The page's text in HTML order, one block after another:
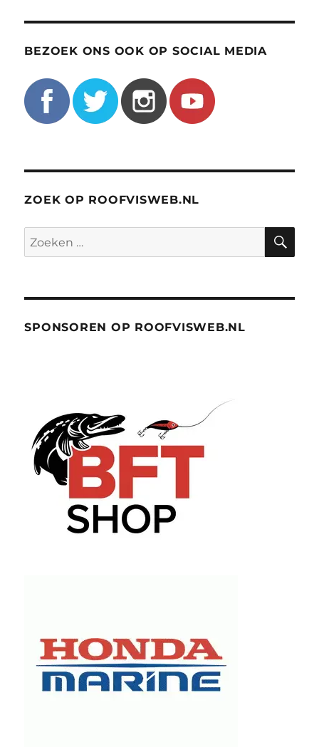
BEZOEK ONS OOK OP SOCIAL MEDIA
ZOEK OP ROOFVISWEB.NL
Zoeken
naar:
SPONSOREN OP ROOFVISWEB.NL